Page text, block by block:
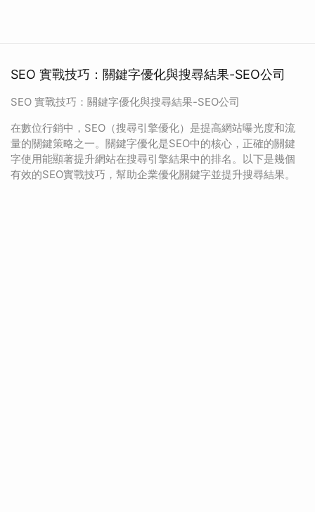
SEO 實戰技巧：關鍵字優化與搜尋結果-SEO公司
SEO 實戰技巧：關鍵字優化與搜尋結果-SEO公司
在數位行銷中，SEO（搜尋引擎優化）是提高網站曝光度和流
量的關鍵策略之一。關鍵字優化是SEO中的核心，正確的關鍵
字使用能顯著提升網站在搜尋引擎結果中的排名。以下是幾個
有效的SEO實戰技巧，幫助企業優化關鍵字並提升搜尋結果。